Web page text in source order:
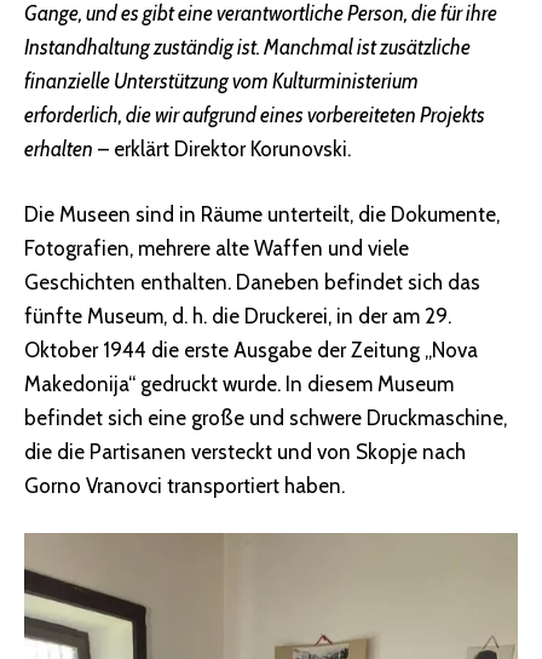
Gange, und es gibt eine verantwortliche Person, die für ihre
Instandhaltung zuständig ist. Manchmal ist zusätzliche
finanzielle Unterstützung vom Kulturministerium
erforderlich, die wir aufgrund eines vorbereiteten Projekts
erhalten – erklärt Direktor Korunovski.
Die Museen sind in Räume unterteilt, die Dokumente,
Fotografien, mehrere alte Waffen und viele
Geschichten enthalten. Daneben befindet sich das
fünfte Museum, d. h. die Druckerei, in der am 29.
Oktober 1944 die erste Ausgabe der Zeitung „Nova
Makedonija“ gedruckt wurde. In diesem Museum
befindet sich eine große und schwere Druckmaschine,
die die Partisanen versteckt und von Skopje nach
Gorno Vranovci transportiert haben.